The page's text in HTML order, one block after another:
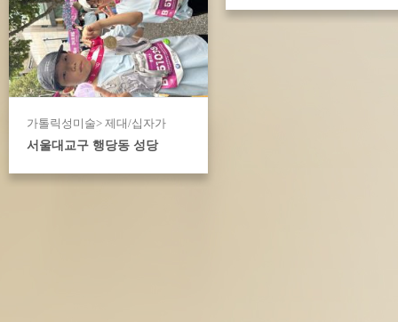
가톨릭성미술> 제대/십자가
서울대교구 행당동 성당